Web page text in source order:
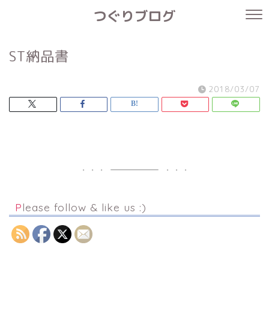
つぐりブログ
ST納品書
2018/03/07
Please follow & like us :)